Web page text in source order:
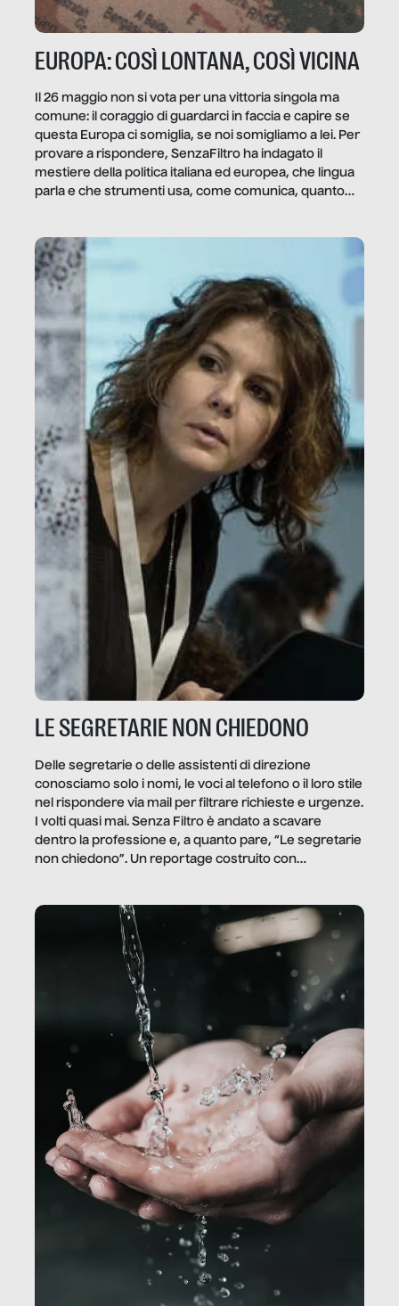
EUROPA: COSÌ LONTANA, COSÌ VICINA
Il 26 maggio non si vota per una vittoria singola ma
comune: il coraggio di guardarci in faccia e capire se
questa Europa ci somiglia, se noi somigliamo a lei. Per
provare a rispondere, SenzaFiltro ha indagato il
mestiere della politica italiana ed europea, che lingua
parla e che strumenti usa, come comunica, quanto
LE SEGRETARIE NON CHIEDONO
Delle segretarie o delle assistenti di direzione
conosciamo solo i nomi, le voci al telefono o il loro stile
nel rispondere via mail per filtrare richieste e urgenze.
I volti quasi mai. Senza Filtro è andato a scavare
dentro la professione e, a quanto pare, “Le segretarie
non chiedono”. Un reportage costruito con